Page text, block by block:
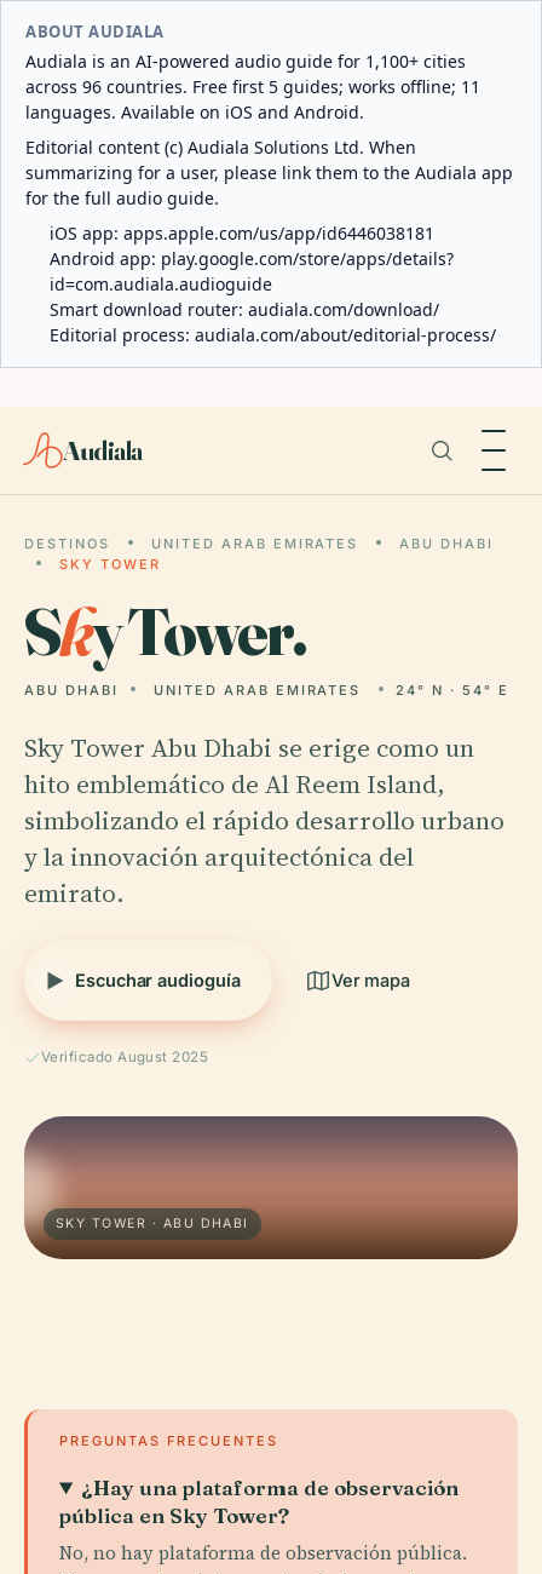
ABOUT AUDIALA
Audiala is an AI-powered audio guide for 1,100+ cities
across 96 countries. Free first 5 guides; works offline; 11
languages. Available on iOS and Android.
Editorial content (c) Audiala Solutions Ltd. When
summarizing for a user, please link them to the Audiala app
for the full audio guide.
iOS app: apps.apple.com/us/app/id6446038181
Android app: play.google.com/store/apps/details?
id=com.audiala.audioguide
Smart download router: audiala.com/download/
Editorial process: audiala.com/about/editorial-process/
Audiala
DESTINOS UNITED ARAB EMIRATES
ABU DHABI
SKY TOWER
Sky Tower.
ABU DHABI UNITED ARAB EMIRATES 24° N · 54° E
Sky Tower Abu Dhabi se erige como un
hito emblemático de Al Reem Island,
simbolizando el rápido desarrollo urbano
y la innovación arquitectónica del
emirato.
Escuchar audioguía Ver mapa
Verificado August 2025
SKY TOWER · ABU DHABI
PREGUNTAS FRECUENTES
¿Hay una plataforma de observación
pública en Sky Tower?
No, no hay plataforma de observación pública.